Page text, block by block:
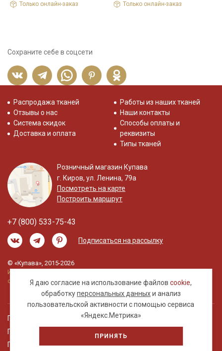
Только онлайн-заказ Только онлайн-заказ
Сохраните себе в соцсети
Я даю согласие на использование файловcookie,
обработкуперсональных данныхи анализ
пользовательской активности с помощью сервиса
«Яндекс.Метрика»
ПРИНЯТЬ
Распродажа тканей
Отзывы о нас
Система скидок
Доставка и оплата
Работы из наших тканей
Наши контакты
Способы оплаты и
реквизиты
Типы тканей
Розничный магазин Купава
г. Киров, ул. Ленина, 79а
Посмотреть на карте
Построить маршрут
+7 (800) 533-75-43
Подписаться на рассылку
© «Купава», 2015-2026
Информация на сайте не является публичной
офертой.
Правовая информация
Политика обработки персональных данных
Пользовательское соглашение